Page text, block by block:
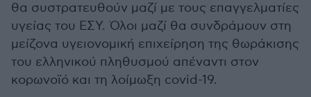
θα συστρατευθούν μαζί με τους επαγγελματίες
υγείας του ΕΣΥ. Όλοι μαζί θα συνδράμουν στη
μείζονα υγειονομική επιχείρηση της θωράκισης
του ελληνικού πληθυσμού απέναντι στον
κορωνοϊό και τη λοίμωξη covid-19.